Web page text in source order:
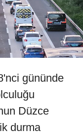
gününde
Düzce
durma